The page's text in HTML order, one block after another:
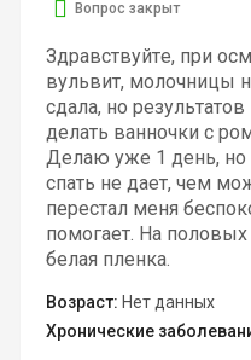
Вопрос закрыт
Здравствуйте, при
вульвит, молочницы
сдала, но
делать ванночки с
Делаю уже 1 день, но
спать не дает, чем
перестал меня
помогает. На
белая пленка.
Возраст: Нет данных
Хронические